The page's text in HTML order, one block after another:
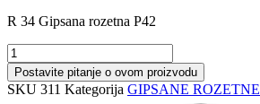
R 34 Gipsana rozetna P42
R
34
Rozetna
Postavite pitanje o ovom proizvodu
SKU 311 Kategorija GIPSANE ROZETNE